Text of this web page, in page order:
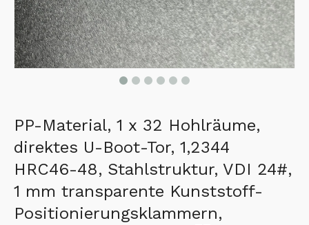
PP-Material, 1 x 32 Hohlräume,
direktes U-Boot-Tor, 1,2344
HRC46-48, Stahlstruktur, VDI 24#,
1 mm transparente Kunststoff-
Positionierungsklammern,